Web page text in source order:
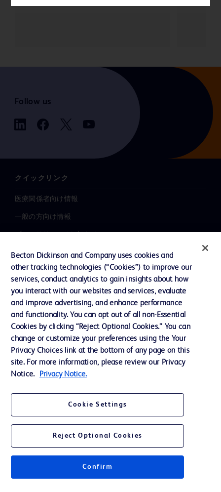
Follow us
クイックリンク
医療関係者向け情報
一般の方向け情報
プレスリリース / お知らせ
インクルージョン、ダイバー
シティ ＆ エクイティ
投資家向け情報（英語）
会社案内
お問い合わせ
Cookie Preferences
プライバシーポリシー
© 2026 BD. All rights reserved. BD and the BD Logo are trademarks of
Becton, Dickinson and Company. All other trademarks are the property of
Becton Dickinson and Company uses cookies and
other tracking technologies (“Cookies”) to improve our
services, conduct analytics to gain insights about how
you interact with our websites and services, evaluate
and improve advertising, and enhance performance
and functionality. You can opt out of all non-Essential
Cookies by clicking “Reject Optional Cookies.” You can
change or customize your preferences using the Your
Privacy Choices link at the bottom of any page on this
site. For more information, please review our Privacy
Notice.
Privacy Notice.
Cookie Settings
Reject Optional Cookies
Confirm